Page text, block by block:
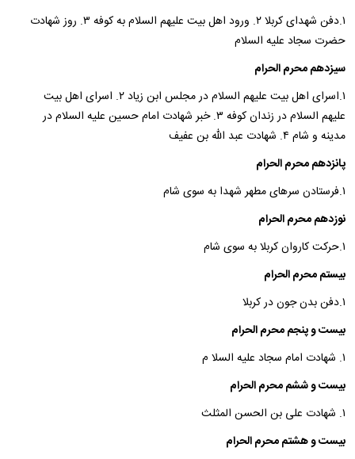
۱.دفن شهدای کربلا ۲. ورود اهل بیت علیهم السلام به کوفه ۳. روز شهادت
حضرت سجاد علیه السلام
سیزدهم محرم الحرام
۱.اسرای اهل بیت علیهم السلام در مجلس ابن زیاد ۲. اسرای اهل بیت
علیهم السلام در زندان کوفه ۳. خبر شهادت امام حسین علیه السلام در
مدینه و شام ۴. شهادت عبد الله بن عفیف
پانزدهم محرم الحرام
۱.فرستادن سرهای مطهر شهدا به سوی شام
نوزدهم محرم الحرام
۱.حرکت کاروان کربلا به سوی شام
بیستم محرم الحرام
۱.دفن بدن جون در کربلا
بیست و پنجم محرم الحرام
۱. شهادت امام سجاد علیه السلا م
بیست و ششم محرم الحرام
۱. شهادت علی بن الحسن المثلث
بیست و هشتم محرم الحرام